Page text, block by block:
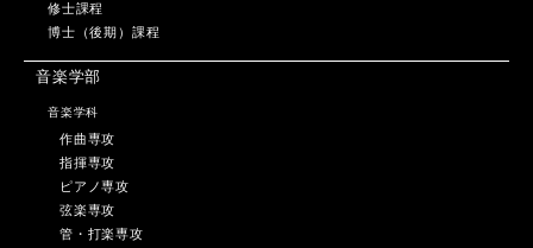
修士課程
博士（後期）課程
音楽学部
音楽学科
作曲専攻
指揮専攻
ピアノ専攻
弦楽専攻
管・打楽専攻